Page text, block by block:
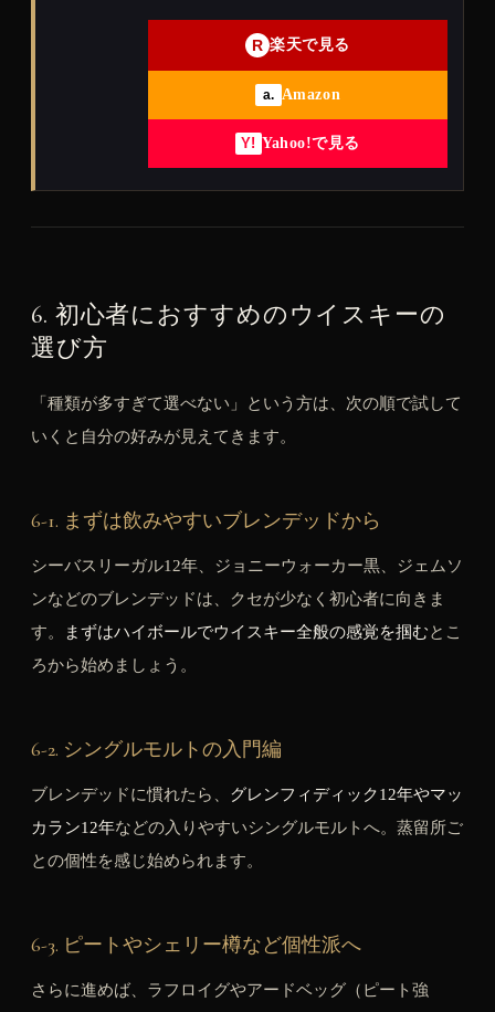
R 楽天で見る
a. Amazon
Y! Yahoo!で見る
6. 初心者におすすめのウイスキーの
選び方
「種類が多すぎて選べない」という方は、次の順で試して
いくと自分の好みが見えてきます。
6-1. まずは飲みやすいブレンデッドから
シーバスリーガル12年、ジョニーウォーカー黒、ジェムソ
ンなどのブレンデッドは、クセが少なく初心者に向きま
す。
まずはハイボールでウイスキー全般の感覚を掴むとこ
ろから始めましょう。
6-2. シングルモルトの入門編
ブレンデッドに慣れたら、 グレンフィディック12年やマッ
カラン12年などの入りやすいシングルモルトへ。蒸留所ご
との個性を感じ始められます。
6-3. ピートやシェリー樽など個性派へ
さらに進めば、ラフロイグやアードベッグ（ピート強